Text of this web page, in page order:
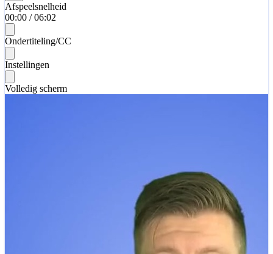
Afspeelsnelheid
00:00 / 06:02
Ondertiteling/CC
Instellingen
Volledig scherm